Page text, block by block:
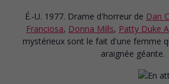
É.-U. 1977. Drame d'horreur de Dan
Franciosa, Donna Mills, Patty Duke
mystérieux sont le fait d'une femme
araignée géante.